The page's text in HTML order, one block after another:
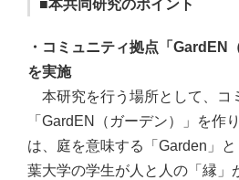
■本共同研究のポイント
・コミュニティ拠点「GardEN
を実施
本研究を行う場所として、コ
「GardEN（ガーデン）」を作
は、庭を意味する「Garden」
葉大学の学生が人と人の「縁」